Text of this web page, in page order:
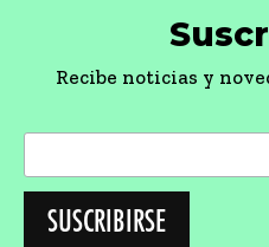
Recibe noticias y